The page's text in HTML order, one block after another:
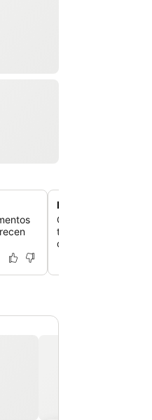
Espacios para
Organiza tus
tamaños, perfectas
celebraciones